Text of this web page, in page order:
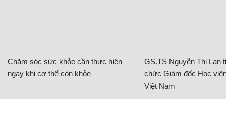
Chăm sóc sức khỏe cần thực hiện
ngay khi cơ thể còn khỏe
GS.TS Nguyễn Thị Lan
chức Giám đốc Học
Việt Nam